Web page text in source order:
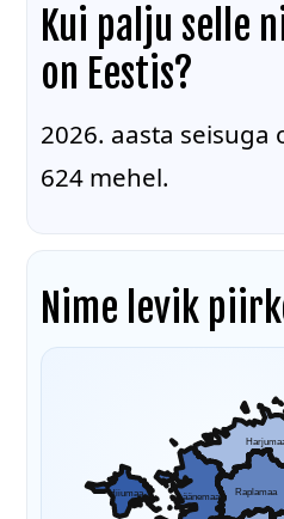
Kui palju selle
on Eestis?
2026. aasta seisuga
624 mehel.
Nime levik
Hiiumaa Läänemaa Raplamaa